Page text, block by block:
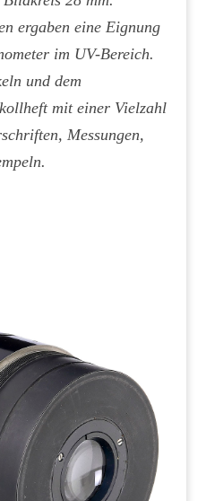
ergaben eine Eignung
im UV-Bereich.
und dem
mit einer Vielzahl
Messungen,